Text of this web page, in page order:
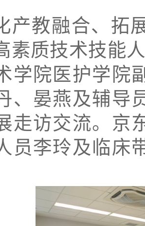
产教融合、拓
素质技术技能
学院医护学院
、晏燕及辅导
走访交流。京
员李玲及临床